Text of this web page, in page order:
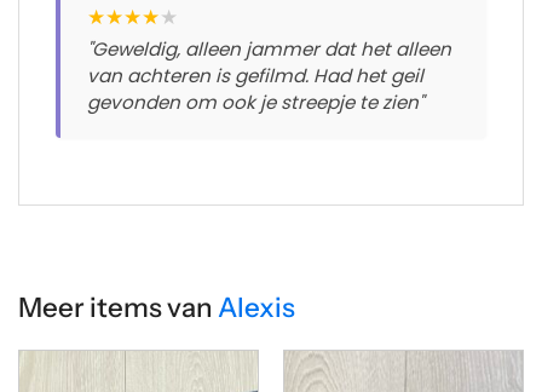
★★★★★
"Geweldig, alleen jammer dat het alleen
van achteren is gefilmd. Had het geil
gevonden om ook je streepje te zien"
Meer items van Alexis